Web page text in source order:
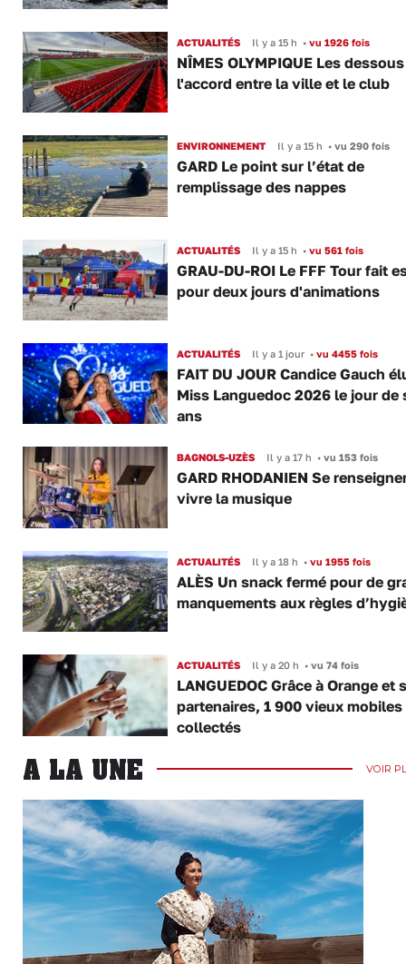
ACTUALITÉS Il y a 15 h •vu 1926 fois
NÎMES OLYMPIQUE Les
l'accord entre la ville et le club
ENVIRONNEMENT Il y a 15 h •vu 290 fois
GARD Le point sur l’état de
remplissage des nappes
ACTUALITÉS Il y a 15 h •vu 561 fois
GRAU-DU-ROI Le FFF Tour fait
pour deux jours d'animations
ACTUALITÉS Il y a 1 jour •vu 4455 fois
FAIT DU JOUR Candice Gauch
Miss Languedoc 2026 le jour de
ans
BAGNOLS-UZÈS Il y a 17 h •vu 153 fois
GARD RHODANIEN Se
vivre la musique
ACTUALITÉS Il y a 18 h •vu 1955 fois
ALÈS Un snack fermé pour de
manquements aux règles
ACTUALITÉS Il y a 20 h •vu 74 fois
LANGUEDOC Grâce à Orange et
partenaires, 1 900 vieux mobiles
collectés
A LA UNE VOIR